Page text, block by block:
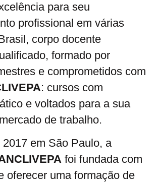
para seu
profissional em várias
corpo docente
formado por
e comprometidos com
: cursos com
e voltados para a sua
de trabalho.
em São Paulo, a
foi fundada com
oferecer uma formação de